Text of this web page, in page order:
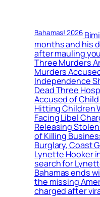
Bahamas! 2026
months and his
after mauling
Three Murders
Murders
Independence
Dead Three
Accused of
Hitting Children
Facing Libel
Releasing
of Killing
Burglary, Coast
Lynette Hooker
search for
Bahamas ends
the missing
charged after